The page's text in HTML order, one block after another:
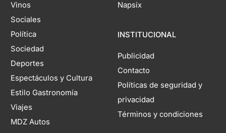
Vinos
Sociales
Política
Sociedad
Deportes
Espectáculos y Cultura
Estilo Gastronomía
Viajes
MDZ Autos
Napsix
INSTITUCIONAL
Publicidad
Contacto
Políticas de seguridad y
privacidad
Términos y condiciones